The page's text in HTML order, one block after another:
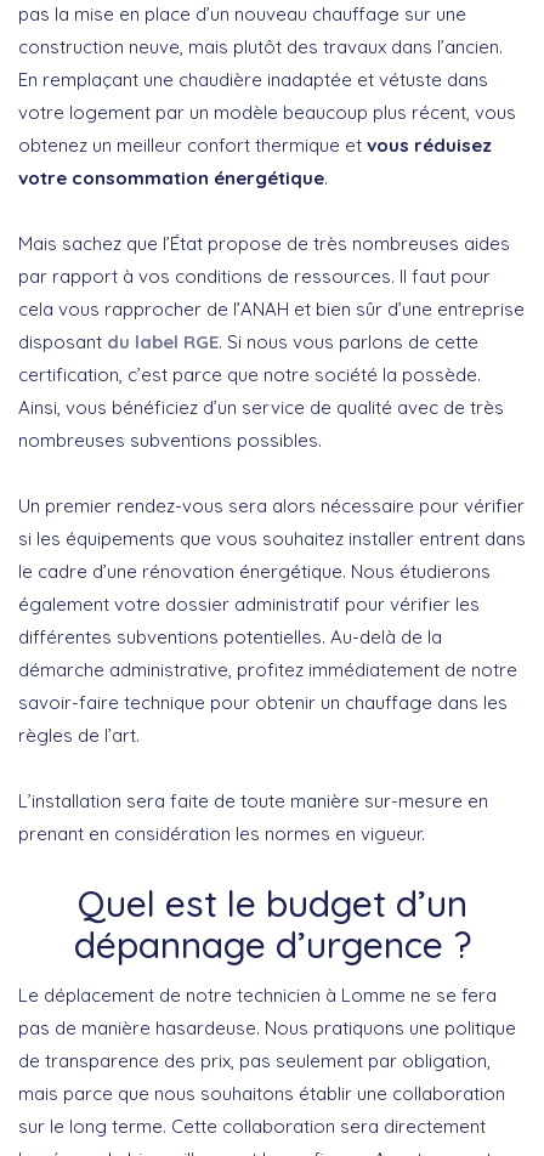
pas la mise en place d’un nouveau chauffage sur une
construction neuve, mais plutôt des travaux dans l’ancien.
En remplaçant une chaudière inadaptée et vétuste dans
votre logement par un modèle beaucoup plus récent, vous
obtenez un meilleur confort thermique et vous réduisez
votre consommation énergétique.
Mais sachez que l’État propose de très nombreuses aides
par rapport à vos conditions de ressources. Il faut pour
cela vous rapprocher de l’ANAH et bien sûr d’une entreprise
disposant du label RGE. Si nous vous parlons de cette
certification, c’est parce que notre société la possède.
Ainsi, vous bénéficiez d’un service de qualité avec de très
nombreuses subventions possibles.
Un premier rendez-vous sera alors nécessaire pour vérifier
si les équipements que vous souhaitez installer entrent dans
le cadre d’une rénovation énergétique. Nous étudierons
également votre dossier administratif pour vérifier les
différentes subventions potentielles. Au-delà de la
démarche administrative, profitez immédiatement de notre
savoir-faire technique pour obtenir un chauffage dans les
règles de l’art.
L’installation sera faite de toute manière sur-mesure en
prenant en considération les normes en vigueur.
Quel est le budget d’un
dépannage d’urgence ?
Le déplacement de notre technicien à Lomme ne se fera
pas de manière hasardeuse. Nous pratiquons une politique
de transparence des prix, pas seulement par obligation,
mais parce que nous souhaitons établir une collaboration
sur le long terme. Cette collaboration sera directement